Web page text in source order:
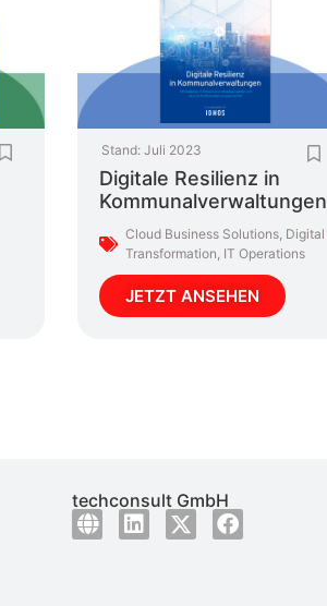
Stand: Juli 2023
Digitale Resilienz in
Kommunalverwaltungen
Cloud Business Solutions Digital
Transformation IT Operations
JETZT ANSEHEN
techconsult GmbH